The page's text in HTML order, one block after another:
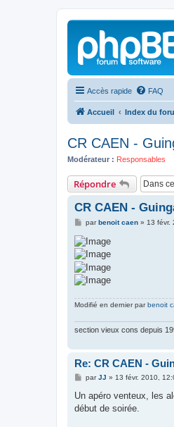
Accès rapide FAQ
Accueil Index du
CR CAEN -
Modérateur : Responsables
Répondre
CR CAEN -
M
s
s
a
g
e
parbenoit caen» 13 févr.
Modifié en dernier parbenoit
section vieux cons depuis
Re: CR CAEN -
M
s
a
parJJ » 13 févr. 2010,
Un apéro venteux, les
début de soirée.